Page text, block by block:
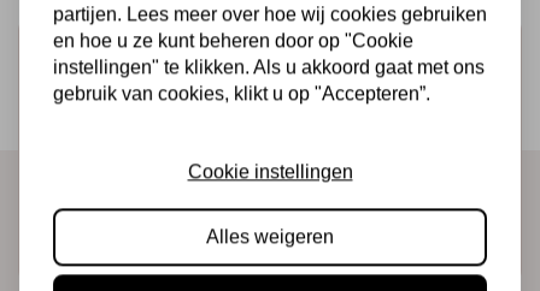
Schrijf je in voor de nieuwsbrief
Ontvang als eerste onze actie en nieuwe producten
partijen. Lees meer over hoe wij cookies gebruiken
en hoe u ze kunt beheren door op "Cookie
instellingen" te klikken. Als u akkoord gaat met ons
gebruik van cookies, klikt u op "Accepteren”.
Cookie instellingen
Alles weigeren